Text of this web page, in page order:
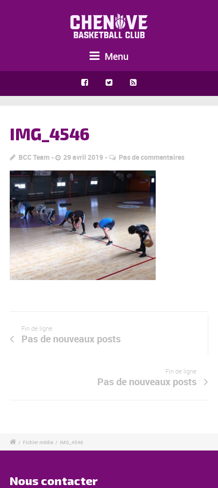
Menu
IMG_4546
BCC Team 29 avril 2019 Pas de commentaires
Fin de ligne
Pas de nouveaux posts
Fin de ligne
Pas de nouveaux posts
/ Fichier média / IMG_4546
Nous contacter